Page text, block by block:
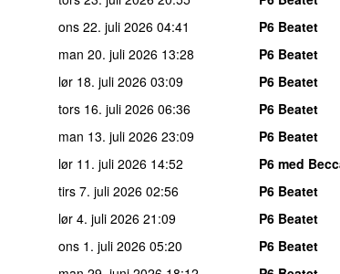
ons 22. juli 2026 04:41
P6 Beatet
man 20. juli 2026 13:28
P6 Beatet
lør 18. juli 2026 03:09
P6 Beatet
tors 16. juli 2026 06:36
P6 Beatet
man 13. juli 2026 23:09
P6 Beatet
lør 11. juli 2026 14:52
P6 med
tirs 7. juli 2026 02:56
P6 Beatet
lør 4. juli 2026 21:09
P6 Beatet
ons 1. juli 2026 05:20
P6 Beatet